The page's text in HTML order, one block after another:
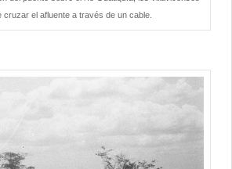
cruzar el afluente a través de un cable.